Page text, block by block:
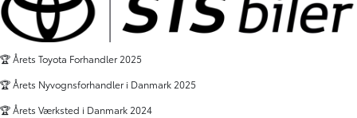
🏆 Årets Toyota Forhandler 2025
🏆 Årets Nyvognsforhandler i Danmark 2025
🏆 Årets Værksted i Danmark 2024